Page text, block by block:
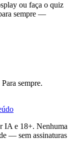
ou faça o quiz
sempre —
sempre.
IA e 18+. Nenhuma
— sem assinaturas